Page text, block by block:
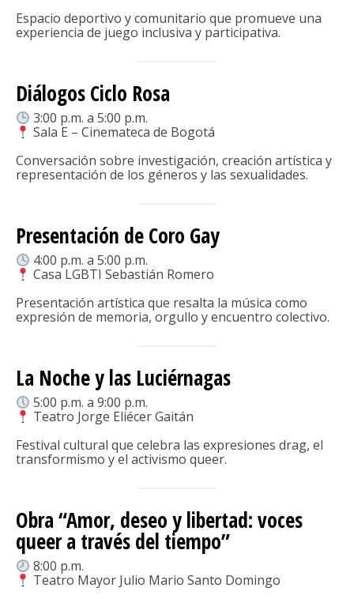
Espacio deportivo y comunitario que promueve una
experiencia de juego inclusiva y participativa.
Diálogos Ciclo Rosa
3:00 p.m. a 5:00 p.m.
Sala E – Cinemateca de Bogotá
Conversación sobre investigación, creación artística y
representación de los géneros y las sexualidades.
Presentación de Coro Gay
4:00 p.m. a 5:00 p.m.
Casa LGBTI Sebastián Romero
Presentación artística que resalta la música como
expresión de memoria, orgullo y encuentro colectivo.
La Noche y las Luciérnagas
5:00 p.m. a 9:00 p.m.
Teatro Jorge Eliécer Gaitán
Festival cultural que celebra las expresiones drag, el
transformismo y el activismo queer.
Obra “Amor, deseo y libertad: voces
queer a través del tiempo”
8:00 p.m.
Teatro Mayor Julio Mario Santo Domingo